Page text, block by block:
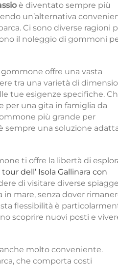
è diventato sempre più
un’alternativa
Ci sono diverse ragioni
il noleggio di gommoni
offre una vasta
tra una varietà di
tue esigenze specifiche.
per una gita in famiglia da
più grande per
sempre una soluzione
ti offre la libertà di
tour dell’ Isola Gallinara con
di visitare diverse
mare, senza dover
flessibilità è
scoprire nuovi posti e
molto conveniente.
che comporta costi